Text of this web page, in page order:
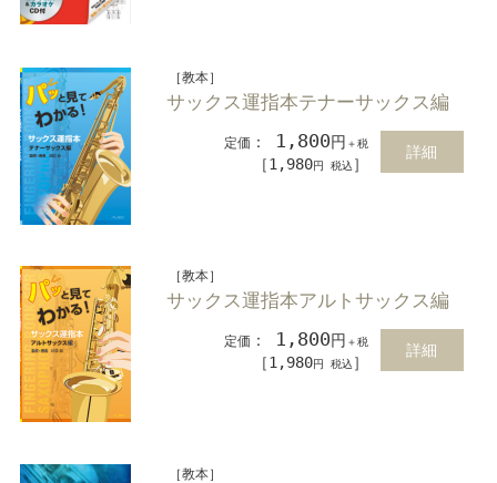
［教本］
サックス運指本テナーサックス編
定価 ： 1,800円 ＋税
［1,980円 税込 ］
詳細
［教本］
サックス運指本アルトサックス編
定価 ： 1,800円 ＋税
［1,980円 税込 ］
詳細
［教本］